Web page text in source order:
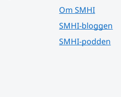
Om SMHI
SMHI-bloggen
SMHI-podden